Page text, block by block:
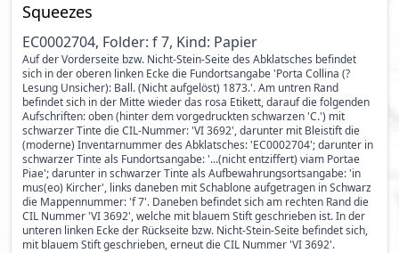
Squeezes
EC0002704, Folder: f 7, Kind: Papier
Auf der Vorderseite bzw. Nicht-Stein-Seite des Abklatsches befindet
sich in der oberen linken Ecke die Fundortsangabe 'Porta Collina (?
Lesung Unsicher): Ball. (Nicht aufgelöst) 1873.'. Am untren Rand
befindet sich in der Mitte wieder das rosa Etikett, darauf die folgenden
Aufschriften: oben (hinter dem vorgedruckten schwarzen 'C.') mit
schwarzer Tinte die CIL-Nummer: 'VI 3692', darunter mit Bleistift die
(moderne) Inventarnummer des Abklatsches: 'EC0002704'; darunter in
schwarzer Tinte als Fundortsangabe: '...(nicht entziffert) viam Portae
Piae'; darunter in schwarzer Tinte als Aufbewahrungsortsangabe: 'in
mus(eo) Kircher', links daneben mit Schablone aufgetragen in Schwarz
die Mappennummer: 'f 7'. Daneben befindet sich am rechten Rand die
CIL Nummer 'VI 3692', welche mit blauem Stift geschrieben ist. In der
unteren linken Ecke der Rückseite bzw. Nicht-Stein-Seite befindet sich,
mit blauem Stift geschrieben, erneut die CIL Nummer 'VI 3692'.